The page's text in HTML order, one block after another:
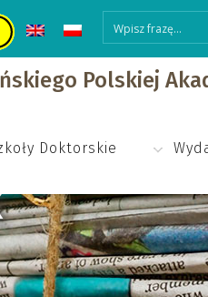
Polskiej
Doktorskie